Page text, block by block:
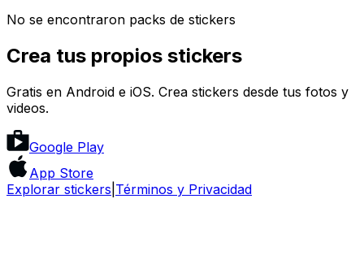
No se encontraron packs de stickers
Crea tus propios stickers
Gratis en Android e iOS. Crea stickers desde tus fotos y
videos.
Google Play
App Store
Explorar stickers Términos y Privacidad